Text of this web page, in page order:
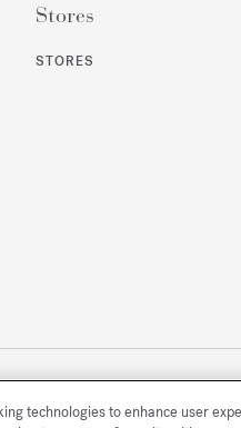
Stores
STORES
technologies to enhance user